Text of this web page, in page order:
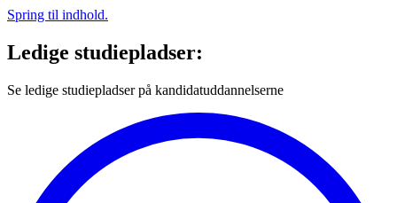
Spring til indhold.
Ledige studiepladser:
Se ledige studiepladser på kandidatuddannelserne